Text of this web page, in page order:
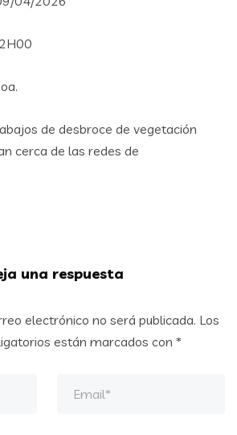
de desbroce de vegetación
cerca de las redes de
una respuesta
electrónico no será publicada. Los
están marcados con *